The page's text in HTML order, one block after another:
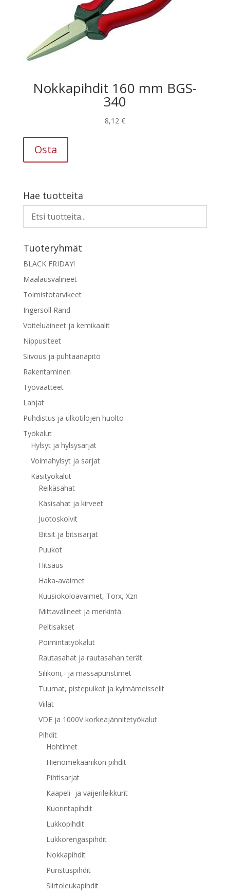
Nokkapihdit 160 mm BGS-
340
8,12 €
Osta
Hae tuotteita
Tuoteryhmät
BLACK FRIDAY!
Maalausvälineet
Toimistotarvikeet
Ingersoll Rand
Voiteluaineet ja kemikaalit
Nippusiteet
Siivous ja puhtaanapito
Rakentaminen
Työvaatteet
Lahjat
Puhdistus ja ulkotilojen huolto
Työkalut
Hylsyt ja hylsysarjat
Voimahylsyt ja sarjat
Käsityökalut
Reikäsahat
Käsisahat ja kirveet
Juotoskolvit
Bitsit ja bitsisarjat
Puukot
Hitsaus
Haka-avaimet
Kuusiokoloavaimet, Torx, Xzn
Mittavälineet ja merkintä
Peltisakset
Poimintatyökalut
Rautasahat ja rautasahan terät
Silikoni,- ja massapuristimet
Tuurnat, pistepuikot ja kylmämeisselit
Viilat
VDE ja 1000V korkeajännitetyökalut
Pihdit
Hohtimet
Hienomekaanikon pihdit
Pihtisarjat
Kaapeli- ja vaijerileikkurit
Kuorintapihdit
Lukkopihdit
Lukkorengaspihdit
Nokkapihdit
Puristuspihdit
Siirtoleukapihdit